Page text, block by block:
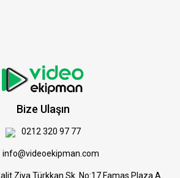
Bize Ulaşın
0212 320 97 77
info@videoekipman.com
Ziya Türkkan Sk. No:17 Famas Plaza A